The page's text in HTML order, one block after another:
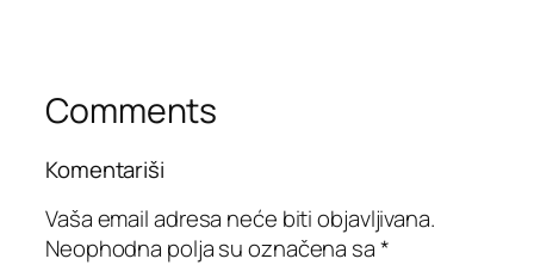
Comments
Komentariši
Vaša email adresa neće biti objavljivana.
Neophodna polja su označena sa*